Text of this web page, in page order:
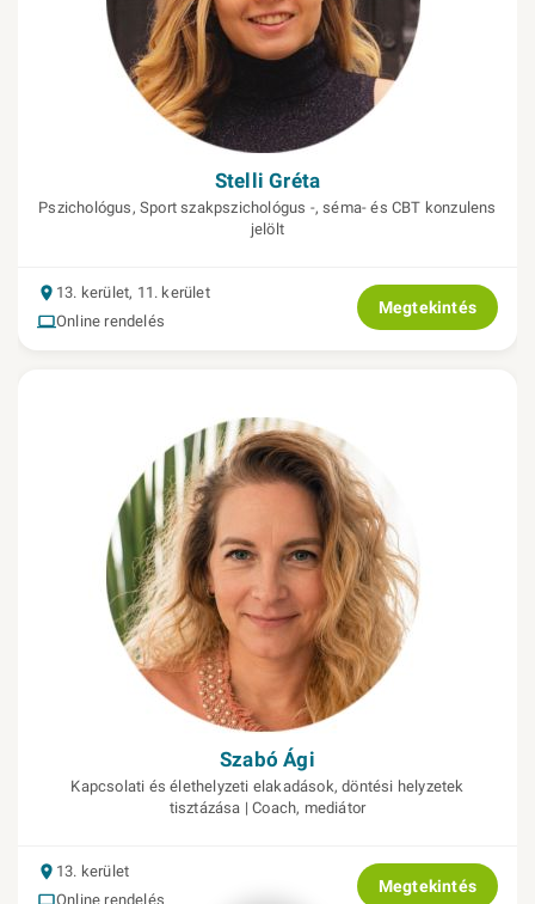
Stelli Gréta
Pszichológus, Sport szakpszichológus -, séma- és CBT konzulens
jelölt
13. kerület, 11. kerület
Online rendelés
Megtekintés
Szabó Ági
Kapcsolati és élethelyzeti elakadások, döntési helyzetek
tisztázása | Coach, mediátor
13. kerület
Online rendelés
Megtekintés